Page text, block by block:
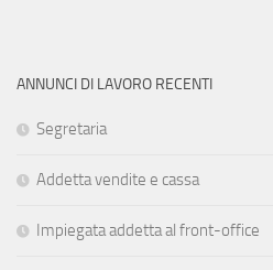
ANNUNCI DI LAVORO RECENTI
Segretaria
Addetta vendite e cassa
Impiegata addetta al front-office